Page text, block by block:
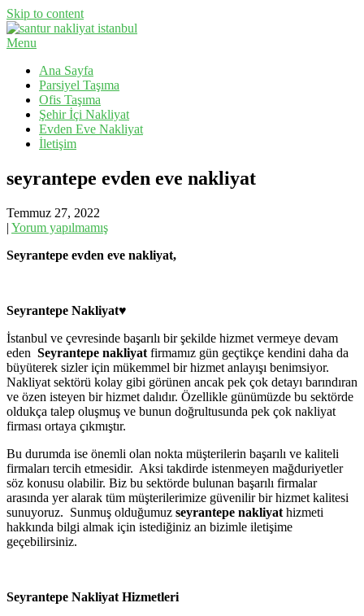
Skip to content
Santur Nakliyat
Menu
Ana Sayfa
Parsiyel Taşıma
Ofis Taşıma
Şehir İçi Nakliyat
Evden Eve Nakliyat
İletişim
seyrantepe evden eve nakliyat
Temmuz 27, 2022
| Yorum yapılmamış
Seyrantepe evden eve nakliyat,
Seyrantepe Nakliyat♥
İstanbul ve çevresinde başarılı bir şekilde hizmet vermeye devam
eden Seyrantepe nakliyat firmamız gün geçtikçe kendini daha da
büyüterek sizler için mükemmel bir hizmet anlayışı benimsiyor.
Nakliyat sektörü kolay gibi görünen ancak pek çok detayı barındıran
ve özen isteyen bir hizmet dalıdır. Özellikle günümüzde bu sektörde
oldukça talep oluşmuş ve bunun doğrultusunda pek çok nakliyat
firması ortaya çıkmıştır.
Bu durumda ise önemli olan nokta müşterilerin başarılı ve kaliteli
firmaları tercih etmesidir. Aksi takdirde istenmeyen mağduriyetler
söz konusu olabilir. Biz bu sektörde bulunan başarılı firmalar
arasında yer alarak tüm müşterilerimize güvenilir bir hizmet kalitesi
sunuyoruz. Sunmuş olduğumuz seyrantepe nakliyat hizmeti
hakkında bilgi almak için istediğiniz an bizimle iletişime
geçebilirsiniz.
Seyrantepe Nakliyat Hizmetleri